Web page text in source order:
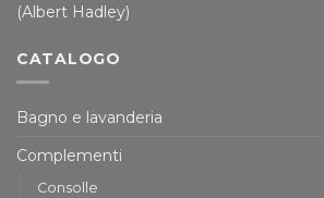
(Albert Hadley)
CATALOGO
Bagno e lavanderia
Complementi
Consolle